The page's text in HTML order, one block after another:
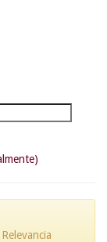
Relevancia